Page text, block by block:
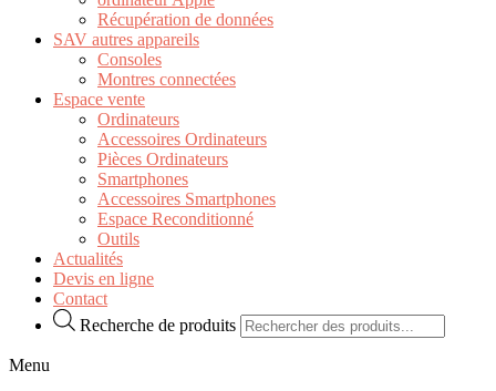
Récupération de données
SAV autres appareils
Consoles
Montres connectées
Espace vente
Ordinateurs
Accessoires Ordinateurs
Pièces Ordinateurs
Smartphones
Accessoires Smartphones
Espace Reconditionné
Outils
Actualités
Devis en ligne
Contact
Recherche de produits
Menu